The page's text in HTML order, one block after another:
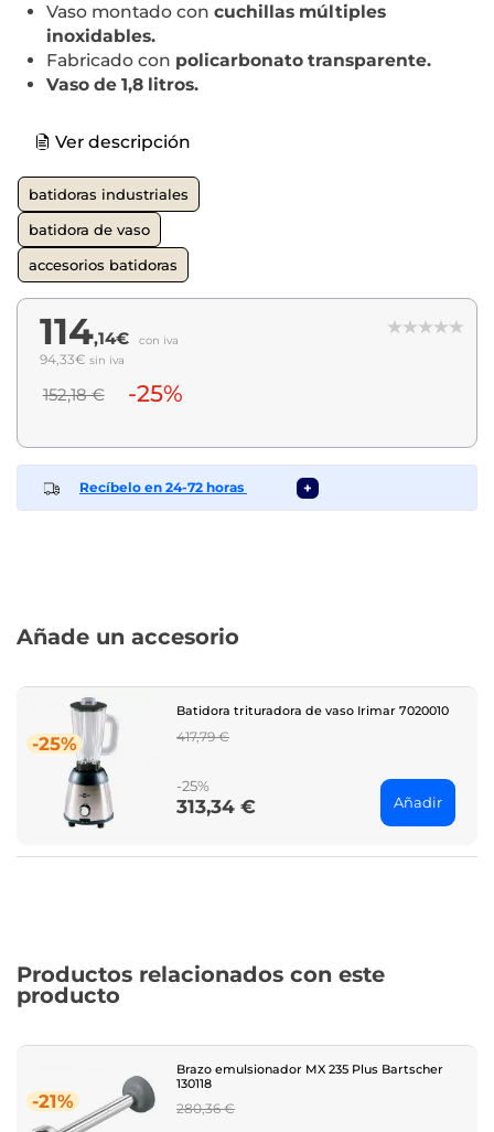
Vaso montado con cuchillas múltiples
inoxidables.
Fabricado con policarbonato transparente.
Vaso de 1,8 litros.
Ver descripción
batidoras industriales
batidora de vaso
accesorios batidoras
114,14€ con iva
94,33€ sin iva
152,18 € -25%
Recíbelo en 24-72 horas +
Añade un accesorio
-25%
Batidora trituradora de vaso Irimar 7020010
Regular
417,79 €
-25%
Price
313,34 € Añadir
Productos relacionados con este
producto
-21%
Brazo emulsionador MX 235 Plus Bartscher
130118
Regular
280,36 €